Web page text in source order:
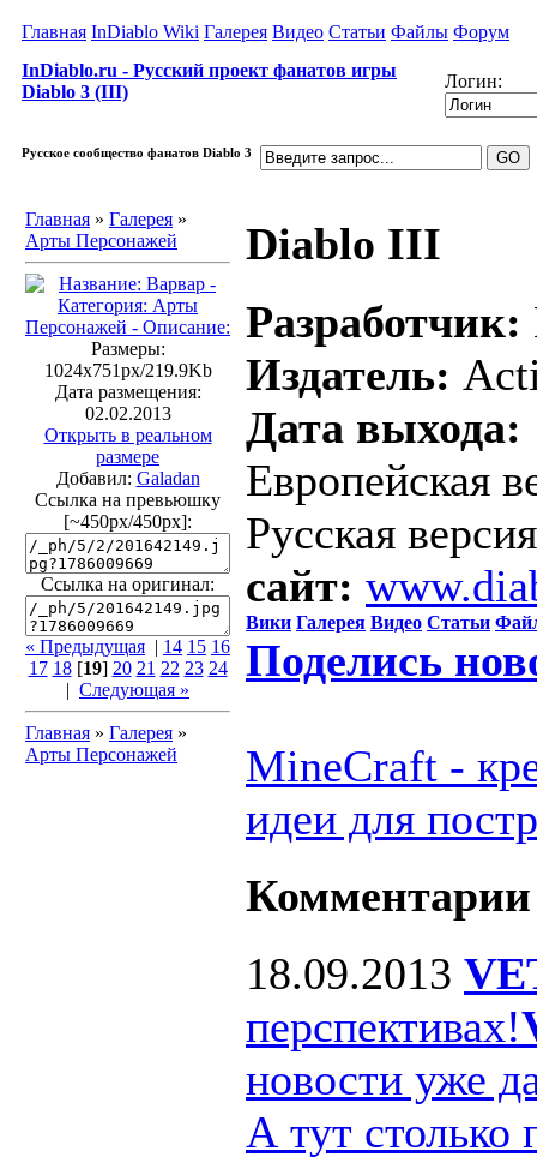
Главная InDiablo Wiki Галерея Видео Статьи Файлы Форум
InDiablo.ru - Русский проект фанатов игры
Diablo 3 (III)
Логин:
Русское сообщество фанатов Diablo 3
Главная » Галерея »
Арты Персонажей
Размеры:
1024x751px/219.9Kb
Дата размещения:
02.02.2013
Открыть в реальном
размере
Добавил: Galadan
Ссылка на превьюшку
[~450px/450px]:
Ссылка на оригинал:
« Предыдущая | 14 15 16
17 18[19] 20 21 22 23 24
| Следующая »
Главная » Галерея »
Арты Персонажей
Diablo III
Разработчик:
Издатель:
Дата выхода:
Европейская
Русская
сайт:
Вики Галерея Видео Статьи
Поделись
MineCraft -
идеи для
Комментарии
18.09.2013
перспективах!
новости уже
А тут